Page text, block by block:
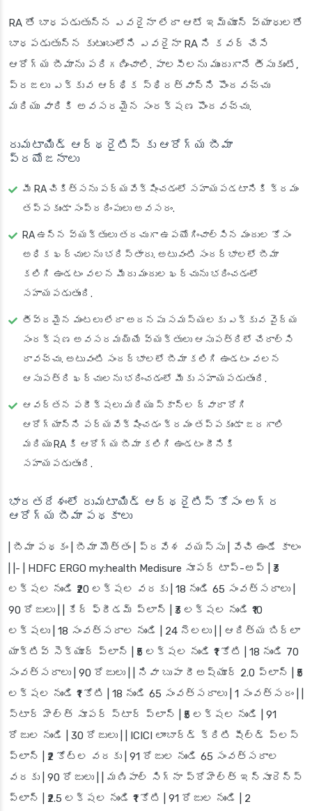
RA తో బాధపడుతున్న ఎవరైనా లేదా ఆటో ఇమ్యూన్ వ్యాధులతో
బాధపడుతున్న కుటుంబంలోని ఎవరైనా RA ని కవర్ చేసే
ఆరోగ్య బీమాను పరిగణించాలి. పాలసీలను ముందుగానే తీసుకుంటే,
ప్రజలు ఎక్కువ ఆర్థిక స్థిరత్వాన్ని పొందవచ్చు
మరియు వారికి అవసరమైన సంరక్షణ పొందవచ్చు.
రుమటాయిడ్ ఆర్థరైటిస్ కు ఆరోగ్య బీమా
ప్రయోజనాలు
మీ RA చికిత్సను పర్యవేక్షించడంలో సహాయపడటానికి క్రమం
తప్పకుండా సంప్రదింపులు అవసరం.
RA ఉన్న వ్యక్తులు తరచుగా ఉపయోగించాల్సిన మందుల కోసం
అధిక ఖర్చులను భరిస్తారు. అటువంటి సందర్భాలలో బీమా
కలిగి ఉండటం వలన మీరు మందుల ఖర్చును భరించడంలో
సహాయపడుతుంది.
తీవ్రమైన మంటలు లేదా అదనపు సమస్యలకు ఎక్కువ వైద్య
సంరక్షణ అవసరమయ్యే వ్యక్తులు ఆసుపత్రిలో చేరాల్సి
రావచ్చు. అటువంటి సందర్భాలలో బీమా కలిగి ఉండటం వలన
ఆసుపత్రి ఖర్చులను భరించడంలో మీకు సహాయపడుతుంది.
ఆవర్తన పరీక్షలు మరియు స్కాన్‌ల ద్వారా రోగి
ఆరోగ్యాన్ని పర్యవేక్షించడం క్రమం తప్పకుండా జరగాలి
మరియు RA కి ఆరోగ్య బీమా కలిగి ఉండటం దీనికి
సహాయపడుతుంది.
భారతదేశంలో రుమటాయిడ్ ఆర్థరైటిస్ కోసం అగ్ర
ఆరోగ్య బీమా పథకాలు
| బీమా పథకం | బీమా మొత్తం | ప్రవేశ వయస్సు | వేచి ఉండే కాలం
| |- | HDFC ERGO my:health Medisure సూపర్ టాప్-అప్ | ₹3
లక్షల నుండి ₹20 లక్షల వరకు | 18 నుండి 65 సంవత్సరాలు |
90 రోజులు | | కేర్ ఫ్రీడమ్ ప్లాన్ | ₹3 లక్షల నుండి ₹10
లక్షలు | 18 సంవత్సరాల నుండి | 24 నెలలు | | ఆదిత్య బిర్లా
యాక్టివ్ సెక్యూర్ ప్లాన్ | ₹5 లక్షల నుండి ₹1 కోటి | 18 నుండి 70
సంవత్సరాలు | 90 రోజులు | | నివా బుపా రీఅష్యూర్ 2.0 ప్లాన్ | ₹5
లక్షల నుండి ₹1 కోటి | 18 నుండి 65 సంవత్సరాలు | 1 సంవత్సరం | |
స్టార్ హెల్త్ సూపర్ స్టార్ ప్లాన్ | ₹5 లక్షల నుండి | 91
రోజుల నుండి | 30 రోజులు | | ICICI లాంబార్డ్ క్రిటి షీల్డ్ ప్లస్
ప్లాన్ | ₹2 కోట్ల వరకు | 91 రోజుల నుండి 65 సంవత్సరాల
వరకు | 90 రోజులు | | మణిపాల్ సిగ్నా ప్రోహెల్త్ ఇన్సూరెన్స్
ప్లాన్ | ₹2.5 లక్షల నుండి ₹1 కోటి | 91 రోజుల నుండి | 2